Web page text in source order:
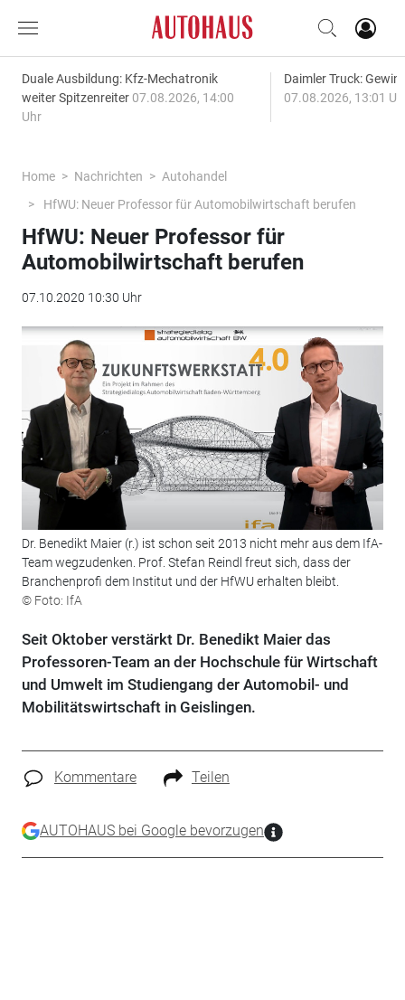
Duale Ausbildung: Kfz-Mechatronik
weiter Spitzenreiter 07.08.2026, 14:00
Uhr
Daimler Truck:
07.08.2026, 13:01
Home Nachrichten
Autohandel
HfWU: Neuer Professor für Automobilwirtschaft berufen
HfWU: Neuer Professor für
Automobilwirtschaft berufen
07.10.2020 10:30 Uhr
Dr. Benedikt Maier (r.) ist schon seit 2013 nicht mehr aus dem IfA-
Team wegzudenken. Prof. Stefan Reindl freut sich, dass der
Branchenprofi dem Institut und der HfWU erhalten bleibt.
© Foto: IfA
Seit Oktober verstärkt Dr. Benedikt Maier das
Professoren-Team an der Hochschule für Wirtschaft
und Umwelt im Studiengang der Automobil- und
Mobilitätswirtschaft in Geislingen.
Kommentare Teilen
AUTOHAUS bei Google bevorzugen